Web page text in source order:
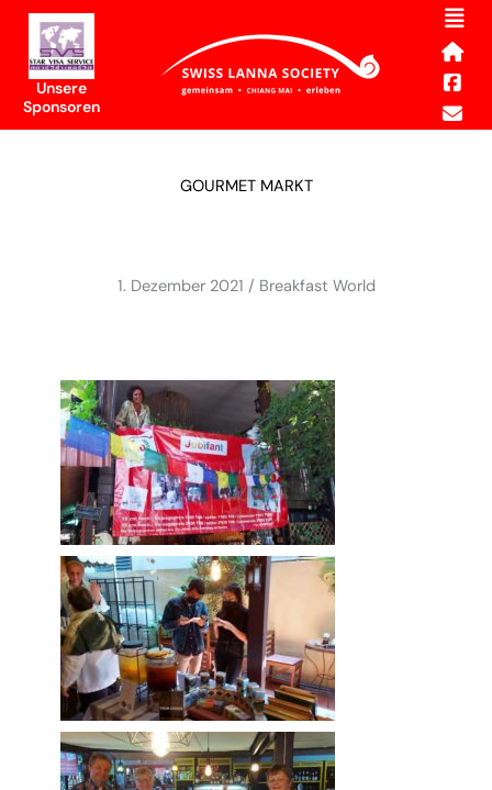
Skip
content
Unsere
Sponsoren
GOURMET MARKT
1. Dezember 2021 / Breakfast World